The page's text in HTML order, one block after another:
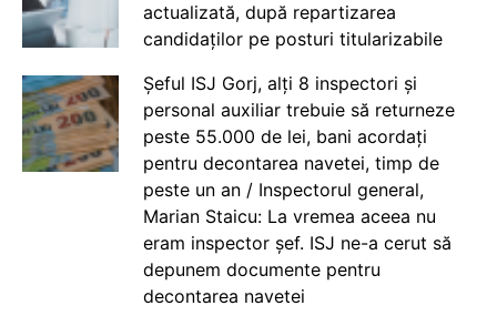
actualizată, după repartizarea
candidaților pe posturi titularizabile
Șeful ISJ Gorj, alți 8 inspectori și
personal auxiliar trebuie să returneze
peste 55.000 de lei, bani acordați
pentru decontarea navetei, timp de
peste un an / Inspectorul general,
Marian Staicu: La vremea aceea nu
eram inspector șef. ISJ ne-a cerut să
depunem documente pentru
decontarea navetei